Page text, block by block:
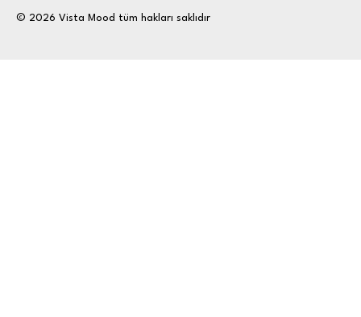
© 2026 Vista Mood tüm hakları saklıdır